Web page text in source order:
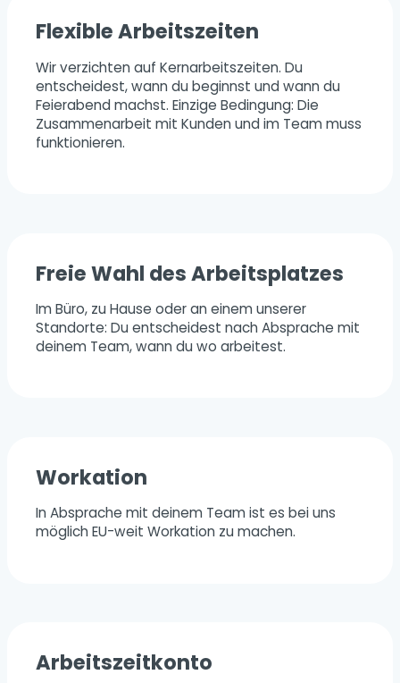
Flexible Arbeitszeiten
Wir verzichten auf Kernarbeitszeiten. Du
entscheidest, wann du beginnst und wann du
Feierabend machst. Einzige Bedingung: Die
Zusammenarbeit mit Kunden und im Team muss
funktionieren.
Freie Wahl des Arbeitsplatzes
Im Büro, zu Hause oder an einem unserer
Standorte: Du entscheidest nach Absprache mit
deinem Team, wann du wo arbeitest.
Workation
In Absprache mit deinem Team ist es bei uns
möglich EU-weit Workation zu machen.
Arbeitszeitkonto